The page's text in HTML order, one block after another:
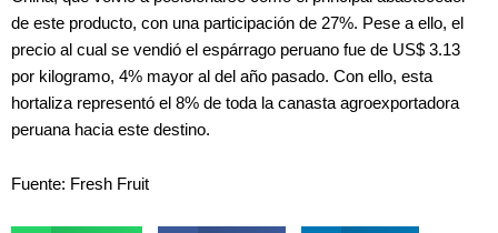
de este producto, con una participación de 27%. Pese a ello, el
precio al cual se vendió el espárrago peruano fue de US$ 3.13
por kilogramo, 4% mayor al del año pasado. Con ello, esta
hortaliza representó el 8% de toda la canasta agroexportadora
peruana hacia este destino.
Fuente: Fresh Fruit